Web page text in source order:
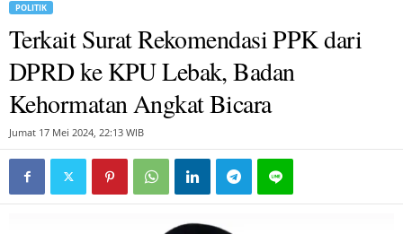
POLITIK
Terkait Surat Rekomendasi PPK dari
DPRD ke KPU Lebak, Badan
Kehormatan Angkat Bicara
Jumat 17 Mei 2024, 22:13 WIB